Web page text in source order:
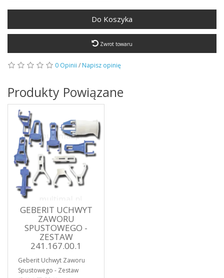
Do Koszyka
Zwrot towaru
0 Opinii / Napisz opinię
Produkty Powiązane
GEBERIT UCHWYT
ZAWORU
SPUSTOWEGO -
ZESTAW
241.167.00.1
Geberit Uchwyt Zaworu
Spustowego - Zestaw